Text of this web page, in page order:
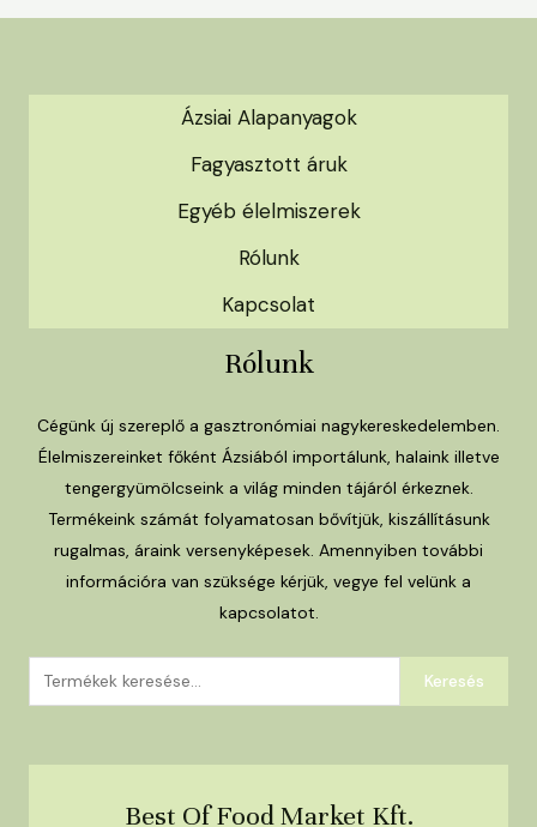
Ázsiai Alapanyagok
Fagyasztott áruk
Egyéb élelmiszerek
Rólunk
Kapcsolat
Rólunk
Cégünk új szereplő a gasztronómiai nagykereskedelemben.
Élelmiszereinket főként Ázsiából importálunk, halaink illetve
tengergyümölcseink a világ minden tájáról érkeznek.
Termékeink számát folyamatosan bővítjük, kiszállításunk
rugalmas, áraink versenyképesek. Amennyiben további
információra van szüksége kérjük, vegye fel velünk a
kapcsolatot.
Keresés
a
Keresés
Best Of Food Market Kft.